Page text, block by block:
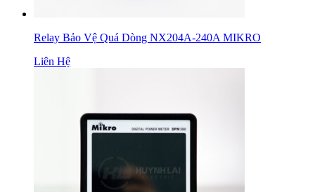
Relay Bảo Vệ Quá Dòng NX204A-240A MIKRO
Liên Hệ